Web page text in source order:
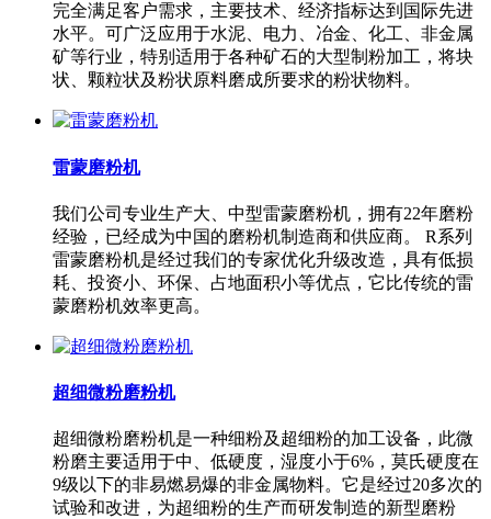
完全满足客户需求，主要技术、经济指标达到国际先进
水平。可广泛应用于水泥、电力、冶金、化工、非金属
矿等行业，特别适用于各种矿石的大型制粉加工，将块
状、颗粒状及粉状原料磨成所要求的粉状物料。
雷蒙磨粉机
我们公司专业生产大、中型雷蒙磨粉机，拥有22年磨粉
经验，已经成为中国的磨粉机制造商和供应商。 R系列
雷蒙磨粉机是经过我们的专家优化升级改造，具有低损
耗、投资小、环保、占地面积小等优点，它比传统的雷
蒙磨粉机效率更高。
超细微粉磨粉机
超细微粉磨粉机是一种细粉及超细粉的加工设备，此微
粉磨主要适用于中、低硬度，湿度小于6%，莫氏硬度在
9级以下的非易燃易爆的非金属物料。它是经过20多次的
试验和改进，为超细粉的生产而研发制造的新型磨粉